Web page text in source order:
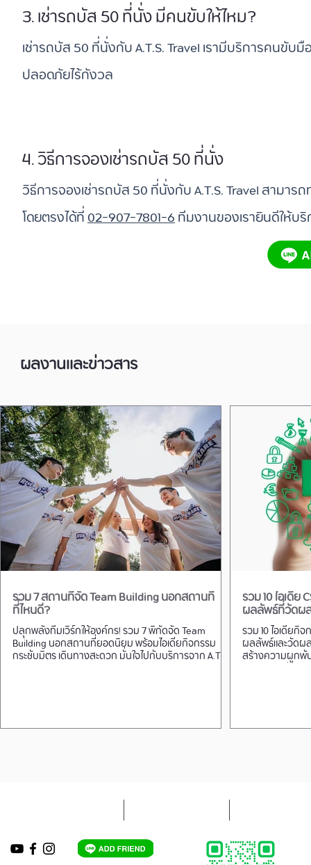
3. เช่ารถบัส 50 ที่นั่ง มีคนขับให้ไหม?
เช่ารถบัส 50 ที่นั่งกับ A.T.S. Travel เรามีบริการคนขั
ปลอดภัยไร้กังวล
4. วิธีการจองเช่ารถบัส 50 ที่นั่ง
วิธีการจองเช่ารถบัส 50 ที่นั่งกับ A.T.S. Travel สามาร
โดยตรงได้ที่02-907-7801-6ทีมงานของเรายินดีให้บ
ผลงานและข่าวสาร
รวม 7 สถานที่จัด Team Building นอกสถานที่
ที่ไหนดี?
ปลุกพลังทีมเวิร์กให้องค์กร! รวม 7 พิกัดจัด Team
Building นอกสถานที่ยอดนิยม พร้อมไอเดียกิจกรรม
กระชับมิตร เดินทางสะดวก มั่นใจไปกับบริการจาก A.T.S.
รวม 10 ไอเดี
ผลลัพธ์ที่วัดผ
รวม 10 ไอเดียกิ
ผลลัพธ์และวัดผ
สร้างความผูกพั
สอดคล้องกับอ